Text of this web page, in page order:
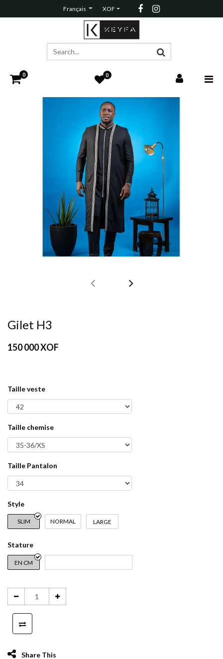
Français XOF
0 0
Gilet H3
150 000XOF
Taille veste
Taille chemise
Taille Pantalon
Style
SLIM NORMAL LARGE
Stature
EN CM
Share This